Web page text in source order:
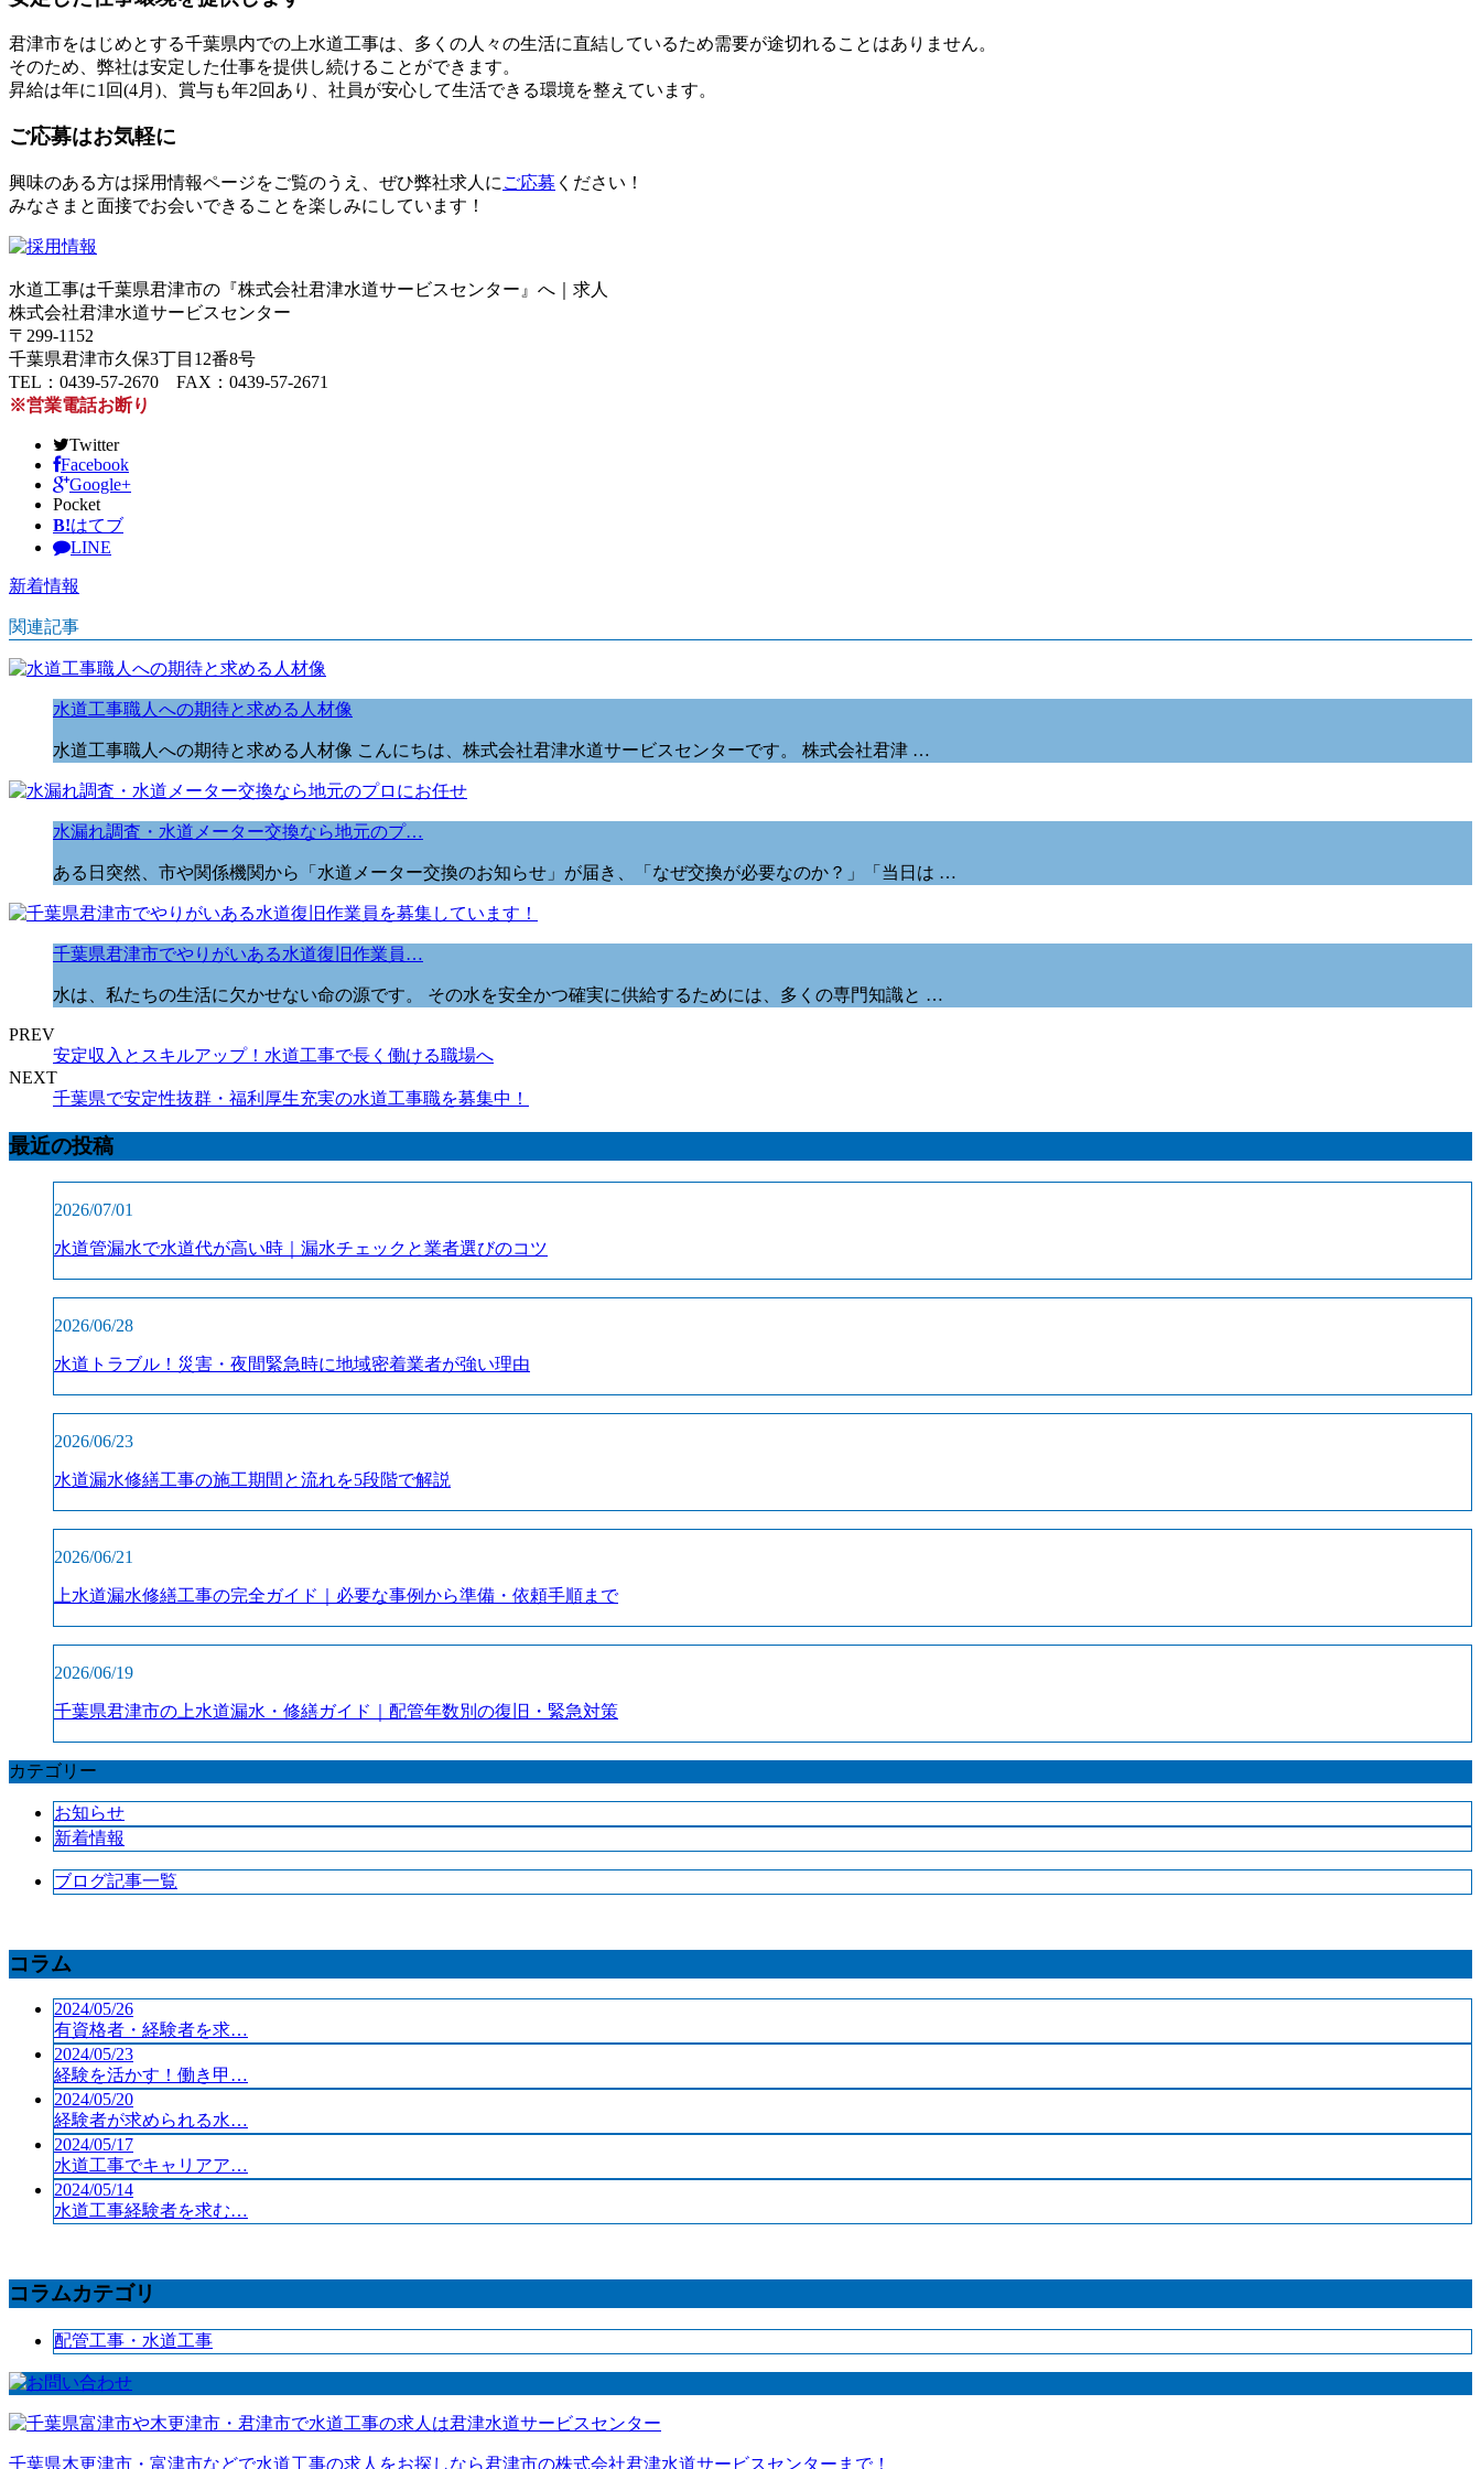
君津市をはじめとする千葉県内での上水道工事は、多くの人々の生活に直結しているため需要が途切れることはありません。
そのため、弊社は安定した仕事を提供し続けることができます。
昇給は年に1回(4月)、賞与も年2回あり、社員が安心して生活できる環境を整えています。
ご応募はお気軽に
興味のある方は採用情報ページをご覧のうえ、ぜひ弊社求人に ご応募 ください！
みなさまと面接でお会いできることを楽しみにしています！
水道工事は千葉県君津市の『株式会社君津水道サービスセンター』へ｜求人
株式会社君津水道サービスセンター
〒299-1152
千葉県君津市久保3丁目12番8号
TEL：0439-57-2670 FAX：0439-57-2671
※営業電話お断り
Twitter
Facebook
Google+
Pocket
B!はてブ
LINE
新着情報
関連記事
水道工事職人への期待と求める人材像
水道工事職人への期待と求める人材像 こんにちは、株式会社君津水道サービスセンターです。 株式会社君津 …
水漏れ調査・水道メーター交換なら地元のプ…
ある日突然、市や関係機関から「水道メーター交換のお知らせ」が届き、「なぜ交換が必要なのか？」「当日は …
千葉県君津市でやりがいある水道復旧作業員…
水は、私たちの生活に欠かせない命の源です。 その水を安全かつ確実に供給するためには、多くの専門知識と …
PREV
安定収入とスキルアップ！水道工事で長く働ける職場へ
NEXT
千葉県で安定性抜群・福利厚生充実の水道工事職を募集中！
最近の投稿
2026/07/01
水道管漏水で水道代が高い時｜漏水チェックと業者選びのコツ
2026/06/28
水道トラブル！災害・夜間緊急時に地域密着業者が強い理由
2026/06/23
水道漏水修繕工事の施工期間と流れを5段階で解説
2026/06/21
上水道漏水修繕工事の完全ガイド｜必要な事例から準備・依頼手順まで
2026/06/19
千葉県君津市の上水道漏水・修繕ガイド｜配管年数別の復旧・緊急対策
カテゴリー
お知らせ
新着情報
ブログ記事一覧
コラム
2024/05/26
有資格者・経験者を求…
2024/05/23
経験を活かす！働き甲…
2024/05/20
経験者が求められる水…
2024/05/17
水道工事でキャリアア…
2024/05/14
水道工事経験者を求む…
コラムカテゴリ
配管工事・水道工事
千葉県木更津市・富津市などで水道工事の求人をお探しなら君津市の株式会社君津水道サービスセンターまで！